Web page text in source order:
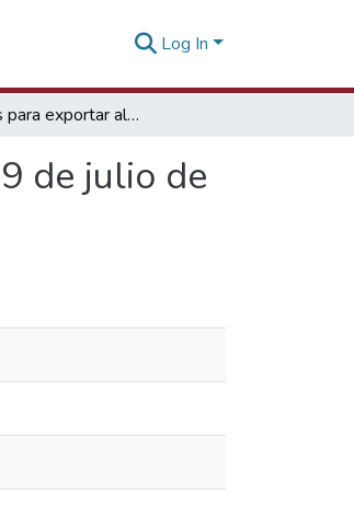
Log In
Requisitos para exportar alimentos a los Estados Unidos [09 de julio de 2014]
de julio de